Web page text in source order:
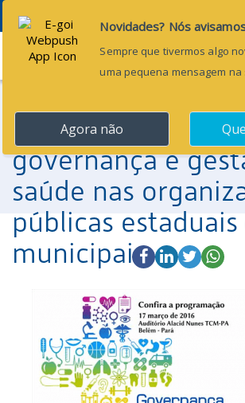
Menu
7 de março de 2016
TCM/PA e o TCE/
levantamento da
governança e
saúde nas
públicas estaduais
municipais